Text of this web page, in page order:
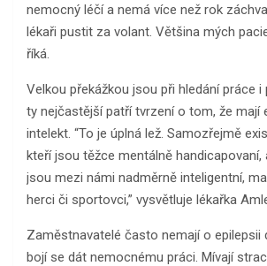
nemocný léčí a nemá více než rok
lékaři pustit za volant. Většina mých
říká.
Velkou překážkou jsou při hledání práce i
ty nejčastější patří tvrzení o tom, že mají
intelekt. “To je úplná lež. Samozřejmě
kteří jsou těžce mentálně handicapovaní,
jsou mezi námi nadměrně inteligentní,
herci či sportovci,” vysvětluje lékařka
Zaměstnavatelé často nemají o
bojí se dát nemocnému práci. Mívají